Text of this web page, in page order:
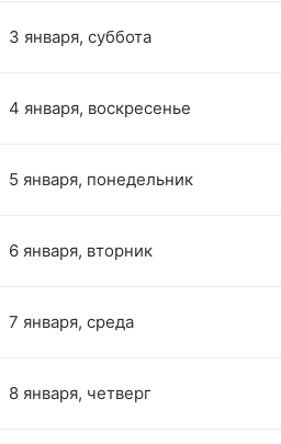
3 января, суббота
4 января, воскресенье
5 января, понедельник
6 января, вторник
7 января, среда
8 января, четверг